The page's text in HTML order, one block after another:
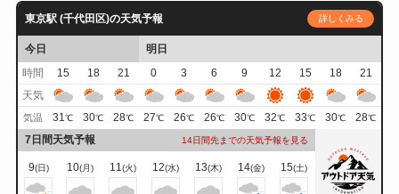
東京駅 (千代田区)の天気予報 詳しくみる
今日
明日
時間
15 18 21 0 3 6 9 12 15 18
21
天気
気温 31℃ 30℃ 28℃ 27℃ 26℃ 26℃ 30℃ 32℃ 33℃ 30℃ 28℃
7日間天気予報 14日間先までの天気予報を見る
9(日) 10(月) 11(火) 12(水) 13(木) 14(金) 15(土)